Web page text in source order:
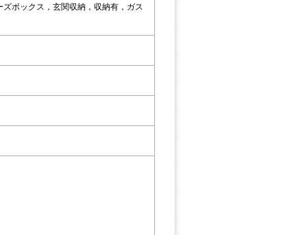
ボックス，玄関収納，収納有，ガス